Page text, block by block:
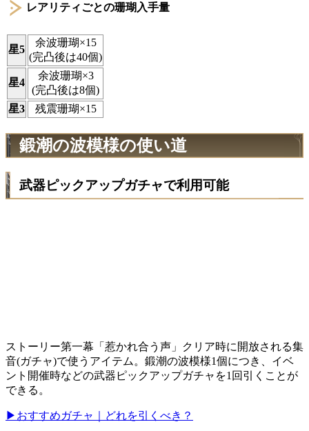
レアリティごとの珊瑚入手量
星5
余波珊瑚×15
(完凸後は40個)
星4
余波珊瑚×3
(完凸後は8個)
星3
残震珊瑚×15
鍛潮の波模様の使い道
武器ピックアップガチャで利用可能
ストーリー第一幕「惹かれ合う声」クリア時に開放される集
音(ガチャ)で使うアイテム。鍛潮の波模様1個につき、イベ
ント開催時などの武器ピックアップガチャを1回引くことが
できる。
▶おすすめガチャ｜どれを引くべき？